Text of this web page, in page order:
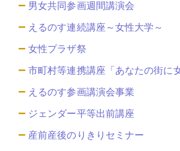
男女共同参画週間講演会
えるのす連続講座～女性大学～
女性プラザ祭
市町村等連携講座「あなたの街に
えるのす参画講演会事業
ジェンダー平等出前講座
産前産後のりきりセミナー